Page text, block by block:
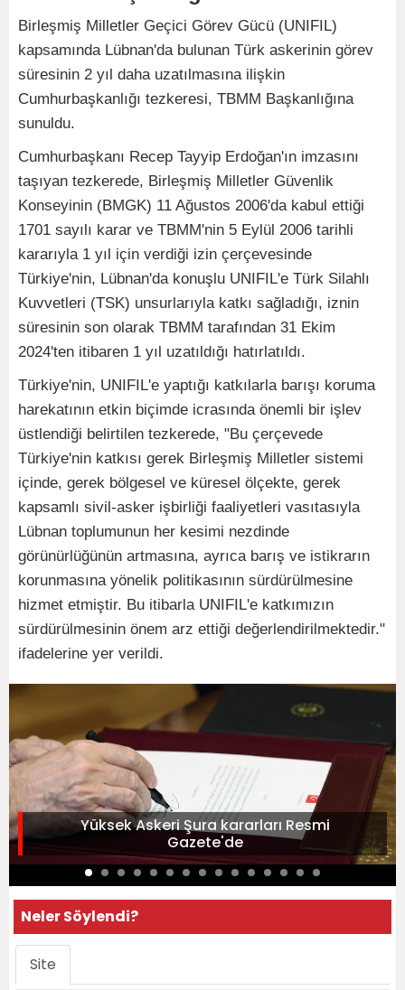
Birleşmiş Milletler Geçici Görev Gücü (UNIFIL)
kapsamında Lübnan'da bulunan Türk askerinin görev
süresinin 2 yıl daha uzatılmasına ilişkin
Cumhurbaşkanlığı tezkeresi, TBMM Başkanlığına
sunuldu.
Cumhurbaşkanı Recep Tayyip Erdoğan'ın imzasını
taşıyan tezkerede, Birleşmiş Milletler Güvenlik
Konseyinin (BMGK) 11 Ağustos 2006'da kabul ettiği
1701 sayılı karar ve TBMM'nin 5 Eylül 2006 tarihli
kararıyla 1 yıl için verdiği izin çerçevesinde
Türkiye'nin, Lübnan'da konuşlu UNIFIL'e Türk Silahlı
Kuvvetleri (TSK) unsurlarıyla katkı sağladığı, iznin
süresinin son olarak TBMM tarafından 31 Ekim
2024'ten itibaren 1 yıl uzatıldığı hatırlatıldı.
Türkiye'nin, UNIFIL'e yaptığı katkılarla barışı koruma
harekatının etkin biçimde icrasında önemli bir işlev
üstlendiği belirtilen tezkerede, "Bu çerçevede
Türkiye'nin katkısı gerek Birleşmiş Milletler sistemi
içinde, gerek bölgesel ve küresel ölçekte, gerek
kapsamlı sivil-asker işbirliği faaliyetleri vasıtasıyla
Lübnan toplumunun her kesimi nezdinde
görünürlüğünün artmasına, ayrıca barış ve istikrarın
korunmasına yönelik politikasının sürdürülmesine
hizmet etmiştir. Bu itibarla UNIFIL'e katkımızın
sürdürülmesinin önem arz ettiği değerlendirilmektedir."
ifadelerine yer verildi.
Yüksek Askeri Şura kararları Resmi
Gazete'de
Neler Söylendi?
Site